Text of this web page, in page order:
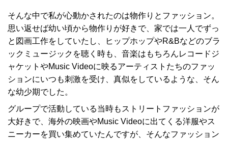
そんな中で私が心動かされたのは物作りとファッション。
思い返せば幼い頃から物作りが好きで、家では一人でずっ
と図画工作をしていたし、ヒップホップやR&Bなどのブラ
ックミュージックを聴く時も、音楽はもちろんレコードジ
ャケットやMusic Videoに映るアーティストたちのファッ
ションにいつも刺激を受け、真似をしているような、そん
な幼少期でした。
グループで活動している当時もストリートファッションが
大好きで、海外の映画やMusic Videoに出てくる洋服やス
ニーカーを買い集めていたんですが、そんなファッション